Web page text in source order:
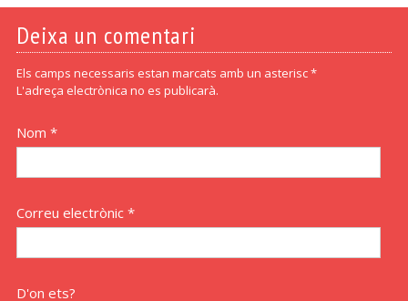
Deixa un comentari
Els camps necessaris estan marcats amb un asterisc *
L'adreça electrònica no es publicarà.
Nom *
Correu electrònic *
D'on ets?